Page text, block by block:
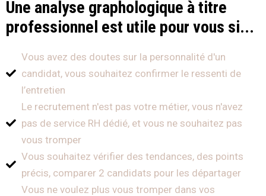
Une analyse graphologique à titre
professionnel est utile pour vous si...
Vous avez des doutes sur la personnalité d'un
candidat, vous souhaitez confirmer le ressenti de
l’entretien
Le recrutement n'est pas votre métier, vous n'avez
pas de service RH dédié, et vous ne souhaitez pas
vous tromper
Vous souhaitez vérifier des tendances, des points
précis, comparer 2 candidats pour les départager
Vous ne voulez plus vous tromper dans vos